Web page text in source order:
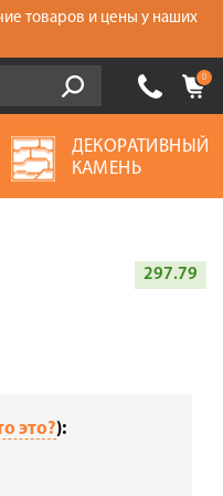
товаров и цены у наших
0
ДЕКОРАТИВНЫЙ
КАМЕНЬ
297.79
это?):